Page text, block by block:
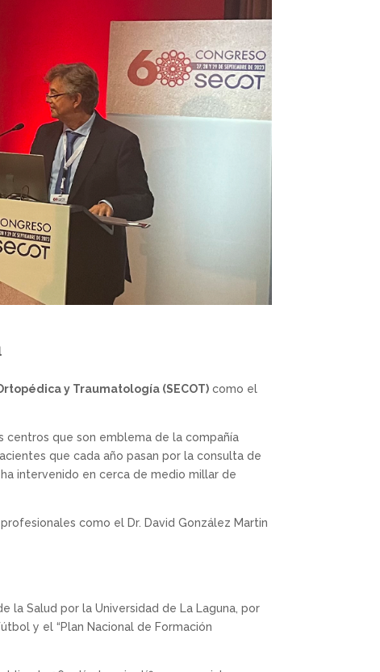
y Traumatología (SECOT) como el
centros que son emblema de la compañía
que cada año pasan por la consulta de
intervenido en cerca de medio millar de
profesionales como el Dr. David González Martin
la Salud por la Universidad de La Laguna, por
y el “Plan Nacional de Formación